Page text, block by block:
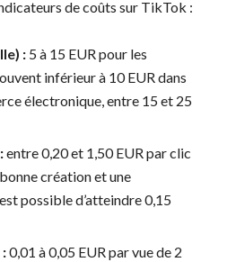
de coûts sur TikTok :
:5 à 15 EUR pour les
inférieur à 10 EUR dans
électronique, entre 15 et 25
entre 0,20 et 1,50 EUR par clic
création et une
possible d’atteindre 0,15
0,01 à 0,05 EUR par vue de 2